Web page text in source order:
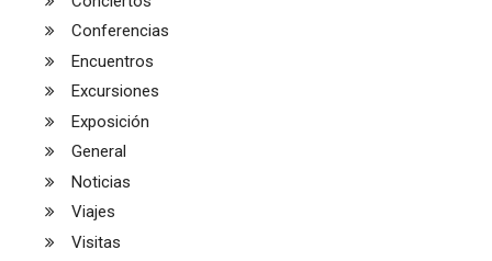
Conferencias
Encuentros
Excursiones
Exposición
General
Noticias
Viajes
Visitas